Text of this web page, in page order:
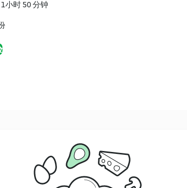
小时 50 分钟